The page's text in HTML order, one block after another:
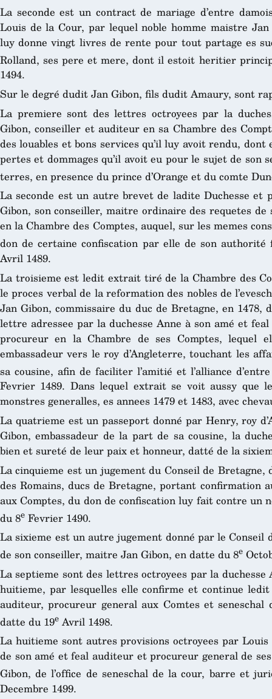
La seconde est un contract de mariage d’entre
Louis de la Cour, par lequel noble homme maistre
luy donne vingt livres de rente pour tout partage es
Rolland, ses pere et mere, dont il estoit heritier
1494.
Sur le degré dudit Jan Gibon, fils dudit Amaury, sont
La premiere sont des lettres octroyees par la
Gibon, conseiller et auditeur en sa Chambre des
des louables et bons services qu’il luy avoit rendu,
pertes et dommages qu’il avoit eu pour le sujet de son
terres, en presence du prince d’Orange et du comte
La seconde est un autre brevet de ladite Duchesse
Gibon, son conseiller, maitre ordinaire des requetes
en la Chambre des Comptes, auquel, sur les memes
don de certaine confiscation par elle de son
Avril 1489.
La troisieme est ledit extrait tiré de la Chambre des
le proces verbal de la reformation des nobles de
Jan Gibon, commissaire du duc de Bretagne, en 1478,
lettre adressee par la duchesse Anne à son amé et
procureur en la Chambre de ses Comptes, lequel
embassadeur vers le roy d’Angleterre, touchant les
sa cousine, afin de faciliter l’amitié et l’alliance
Fevrier 1489. Dans lequel extrait se voit aussy que
monstres generalles, es annees 1479 et 1483, avec
La quatrieme est un passeport donné par Henry, roy
Gibon, embassadeur de la part de sa cousine, la
bien et sureté de leur paix et honneur, datté de la
La cinquieme est un jugement du Conseil de
des Romains, ducs de Bretagne, portant confirmation
aux Comptes, du don de confiscation luy fait contre un
du 8e Fevrier 1490.
La sixieme est un autre jugement donné par le Conseil
de son conseiller, maitre Jan Gibon, en datte du 8e
La septieme sont des lettres octroyees par la duchesse
huitieme, par lesquelles elle confirme et continue
auditeur, procureur general aux Comtes et seneschal
datte du 19eAvril 1498.
La huitieme sont autres provisions octroyees par
de son amé et feal auditeur et procureur general de
Gibon, de l’office de seneschal de la cour, barre et
Decembre 1499.